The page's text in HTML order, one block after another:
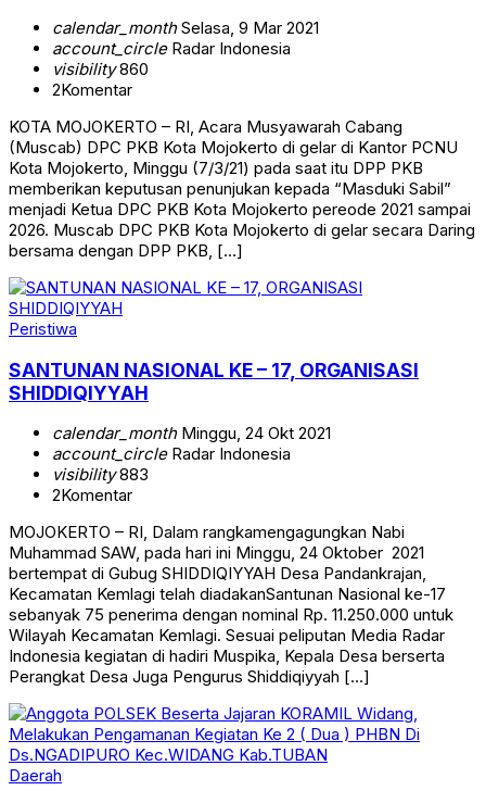
calendar_monthSelasa, 9 Mar 2021
account_circleRadar Indonesia
visibility860
2Komentar
KOTA MOJOKERTO – RI, Acara Musyawarah Cabang
(Muscab) DPC PKB Kota Mojokerto di gelar di Kantor PCNU
Kota Mojokerto, Minggu (7/3/21) pada saat itu DPP PKB
memberikan keputusan penunjukan kepada “Masduki Sabil”
menjadi Ketua DPC PKB Kota Mojokerto pereode 2021 sampai
2026. Muscab DPC PKB Kota Mojokerto di gelar secara Daring
bersama dengan DPP PKB, […]
Peristiwa
SANTUNAN NASIONAL KE – 17, ORGANISASI
SHIDDIQIYYAH
calendar_monthMinggu, 24 Okt 2021
account_circleRadar Indonesia
visibility883
2Komentar
MOJOKERTO – RI, Dalam rangkamengagungkan Nabi
Muhammad SAW, pada hari ini Minggu, 24 Oktober 2021
bertempat di Gubug SHIDDIQIYYAH Desa Pandankrajan,
Kecamatan Kemlagi telah diadakanSantunan Nasional ke-17
sebanyak 75 penerima dengan nominal Rp. 11.250.000 untuk
Wilayah Kecamatan Kemlagi. Sesuai peliputan Media Radar
Indonesia kegiatan di hadiri Muspika, Kepala Desa berserta
Perangkat Desa Juga Pengurus Shiddiqiyyah […]
Daerah